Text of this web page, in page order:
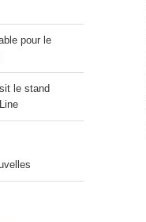
pour le
le stand